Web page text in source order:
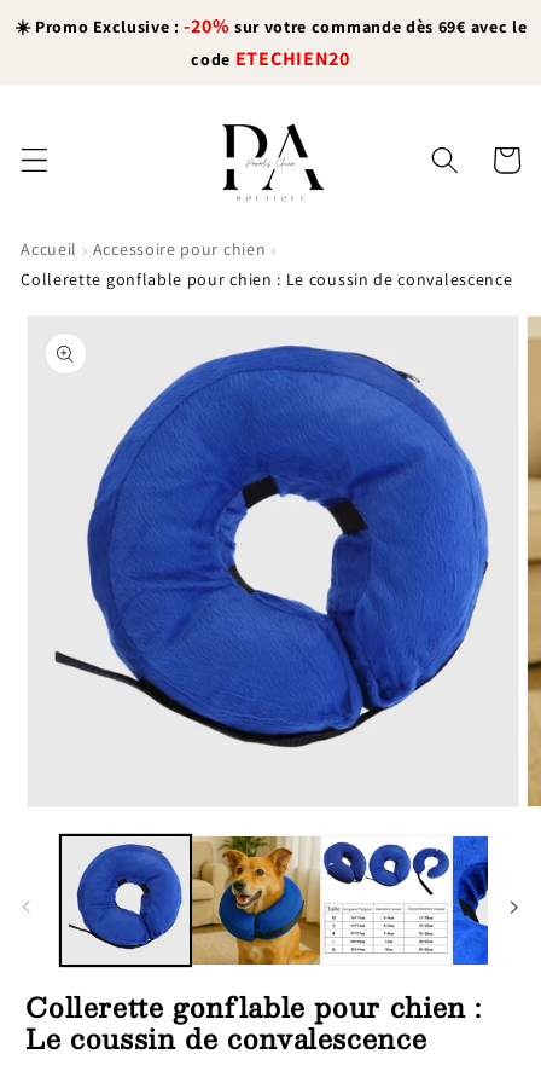
passer
☀️ Promo Exclusive :-20% sur votre commande dès 69€ avec le
code ETECHIEN20
Panier
Accueil › Accessoire pour chien ›
Collerette gonflable pour chien : Le coussin de convalescence
informations
produits
une
fenêtre
Collerette gonflable pour chien :
Le coussin de convalescence